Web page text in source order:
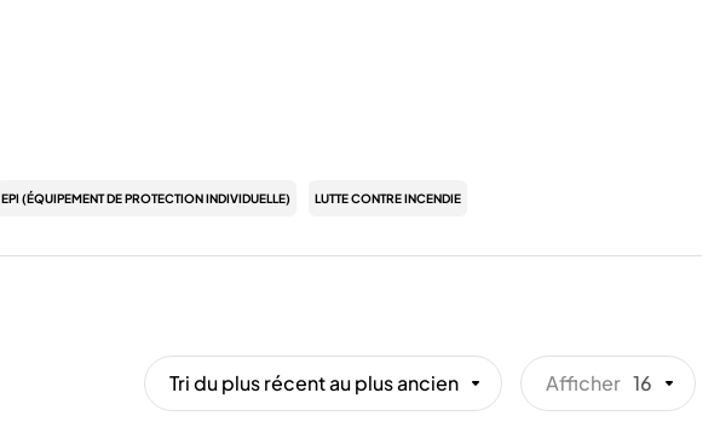
EPI (ÉQUIPEMENT DE PROTECTION INDIVIDUELLE) LUTTE CONTRE INCENDIE
Tri du plus récent au plus ancien Afficher 16